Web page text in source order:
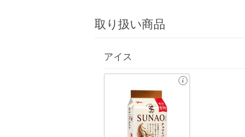
取り扱い商品
アイス